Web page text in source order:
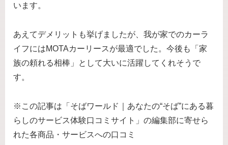
います。
あえてデメリットも挙げましたが、我が家でのカーラ
イフにはMOTAカーリースが最適でした。今後も「家
族の頼れる相棒」として大いに活躍してくれそうで
す。
※この記事は「そばワールド｜あなたの“そば”にある暮
らしのサービス体験口コミサイト」の編集部に寄せら
れた各商品・サービスへの口コミ